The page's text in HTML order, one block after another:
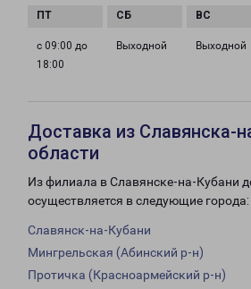
с 09:00 до
18:00
Выходной Выходной
Доставка из Славянска-
области
Из филиала в Славянске-на-Кубани
осуществляется в следующие города:
Славянск-на-Кубани
Мингрельская (Абинский р-н)
Протичка (Красноармейский р-н)